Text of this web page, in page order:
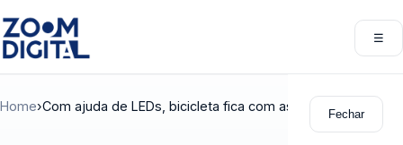
☰
Fechar
Home›Com ajuda de LEDs, bicicleta fica com as rodas iluminadas